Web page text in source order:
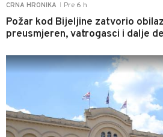
CRNA HRONIKA Pre 6 h
Požar kod Bijeljine zatvorio
preusmjeren, vatrogasci i dalje